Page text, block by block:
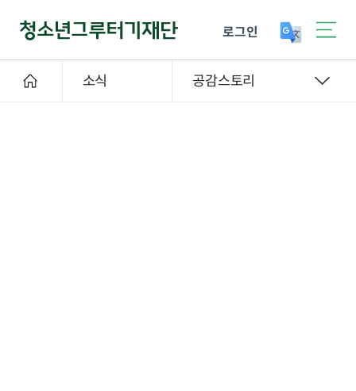
로그인
소식 공감스토리